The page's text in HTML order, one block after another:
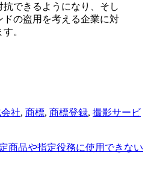
抗できるようになり、そし
の盗用を考える企業に対
。
社, 商標, 商標登録, 撮影サービ
商品や指定役務に使用できない